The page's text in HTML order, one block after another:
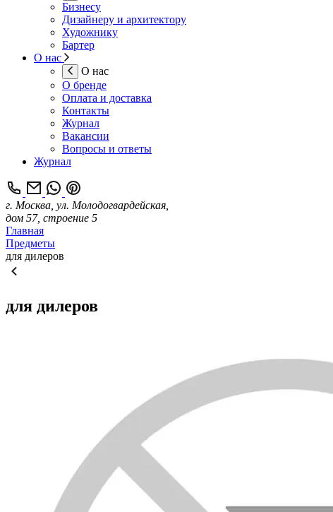
Бизнесу
Дизайнеру и архитектору
Художнику
Бартер
О нас
О нас
О бренде
Оплата и доставка
Контакты
Журнал
Вакансии
Вопросы и ответы
Журнал
г. Москва, ул. Молодогвардейская,
дом 57, строение 5
Главная
Предметы
для дилеров
для дилеров